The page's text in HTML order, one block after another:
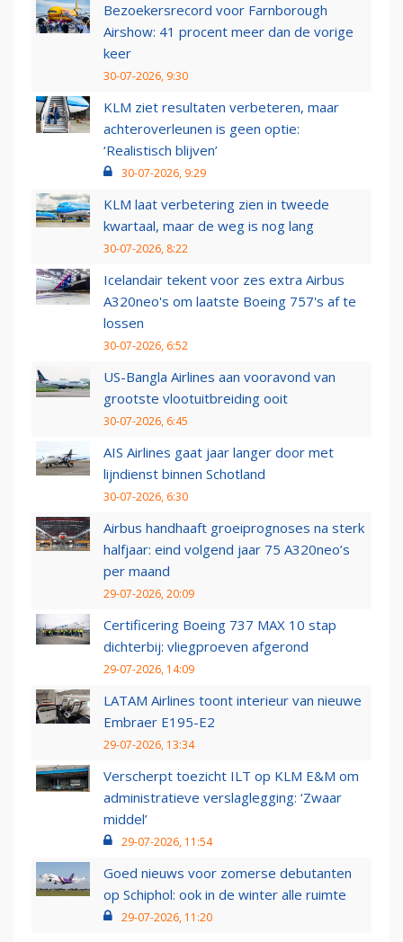
Bezoekersrecord voor Farnborough
Airshow: 41 procent meer dan de vorige
keer
30-07-2026, 9:30
KLM ziet resultaten verbeteren, maar
achteroverleunen is geen optie:
‘Realistisch blijven’
30-07-2026, 9:29
KLM laat verbetering zien in tweede
kwartaal, maar de weg is nog lang
30-07-2026, 8:22
Icelandair tekent voor zes extra Airbus
A320neo's om laatste Boeing 757's af te
lossen
30-07-2026, 6:52
US-Bangla Airlines aan vooravond van
grootste vlootuitbreiding ooit
30-07-2026, 6:45
AIS Airlines gaat jaar langer door met
lijndienst binnen Schotland
30-07-2026, 6:30
Airbus handhaaft groeiprognoses na sterk
halfjaar: eind volgend jaar 75 A320neo’s
per maand
29-07-2026, 20:09
Certificering Boeing 737 MAX 10 stap
dichterbij: vliegproeven afgerond
29-07-2026, 14:09
LATAM Airlines toont interieur van nieuwe
Embraer E195-E2
29-07-2026, 13:34
Verscherpt toezicht ILT op KLM E&M om
administratieve verslaglegging: ‘Zwaar
middel’
29-07-2026, 11:54
Goed nieuws voor zomerse debutanten
op Schiphol: ook in de winter alle ruimte
29-07-2026, 11:20